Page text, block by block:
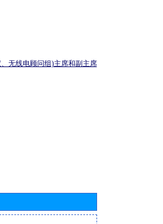
无线电顾问组)主席和副主席